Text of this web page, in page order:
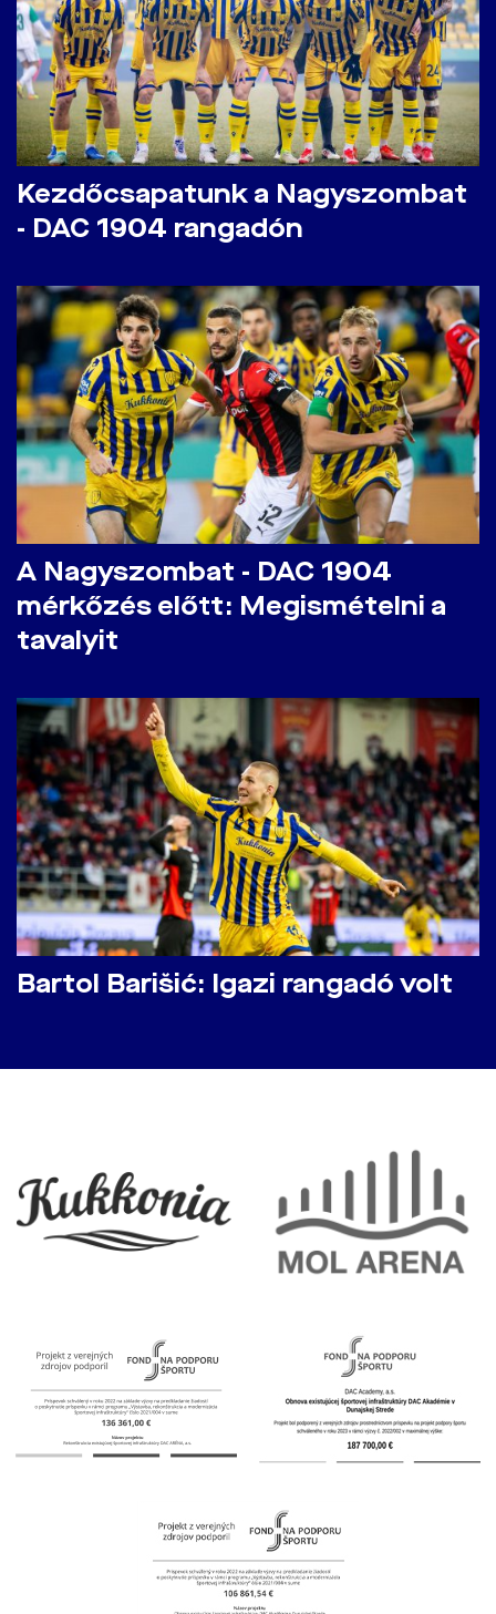
Kezdőcsapatunk a Nagyszombat
- DAC 1904 rangadón
A Nagyszombat - DAC 1904
mérkőzés előtt: Megismételni a
tavalyit
Bartol Barišić: Igazi rangadó volt